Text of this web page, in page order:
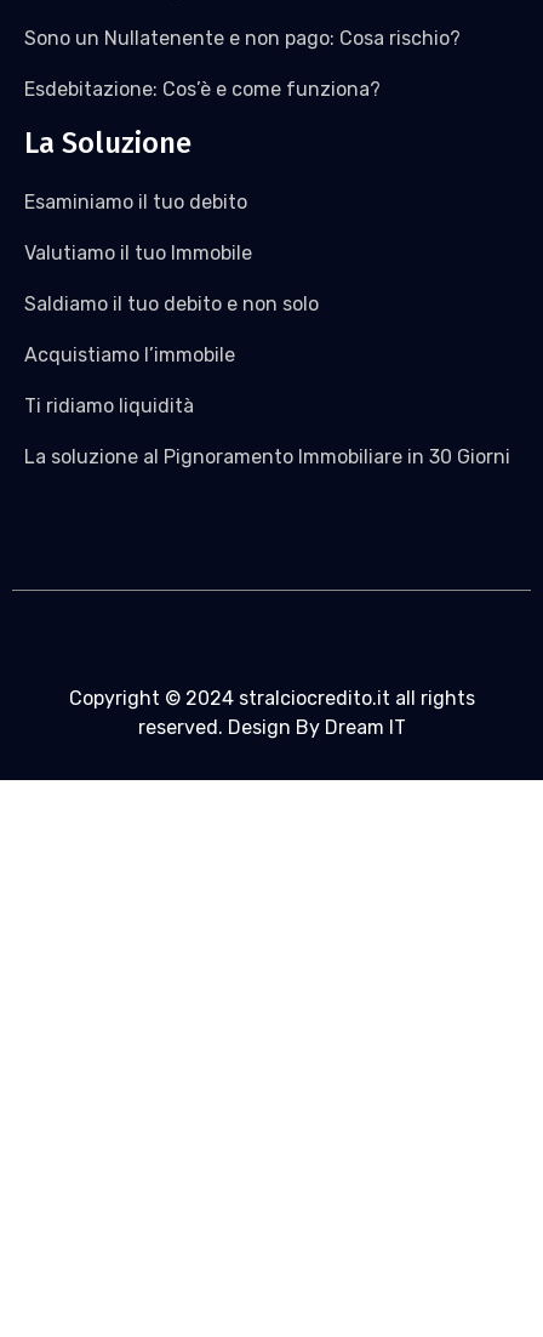
Sono un Nullatenente e non pago: Cosa rischio?
Esdebitazione: Cos’è e come funziona?
La Soluzione
Esaminiamo il tuo debito
Valutiamo il tuo Immobile
Saldiamo il tuo debito e non solo
Acquistiamo l’immobile
Ti ridiamo liquidità
La soluzione al Pignoramento Immobiliare in 30 Giorni
Copyright © 2024 stralciocredito.it all rights
reserved. Design By Dream IT